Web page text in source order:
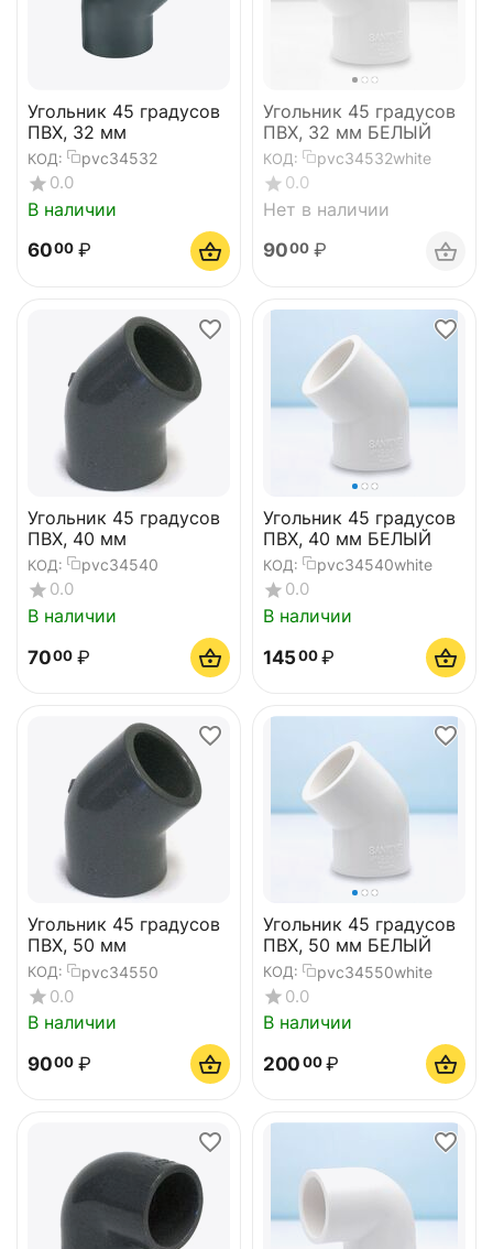
Угольник 45 градусов
ПВХ, 32 мм
КОД: pvc34532
0.0
В наличии
6000 ₽
Угольник 45 градусов
ПВХ, 32 мм БЕЛЫЙ
КОД: pvc34532white
0.0
Нет в наличии
9000 ₽
Угольник 45 градусов
ПВХ, 40 мм
КОД: pvc34540
0.0
В наличии
7000 ₽
Угольник 45 градусов
ПВХ, 40 мм БЕЛЫЙ
КОД: pvc34540white
0.0
В наличии
145 00 ₽
Угольник 45 градусов
ПВХ, 50 мм
КОД: pvc34550
0.0
В наличии
9000 ₽
Угольник 45 градусов
ПВХ, 50 мм БЕЛЫЙ
КОД: pvc34550white
0.0
В наличии
200 00 ₽